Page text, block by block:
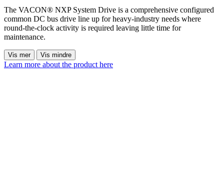
The VACON® NXP System Drive is a comprehensive configured
common DC bus drive line up for heavy-industry needs where
round-the-clock activity is required leaving little time for
maintenance.
Vis mer Vis mindre
Learn more about the product here